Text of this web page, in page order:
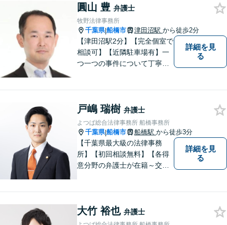
圓山 豊 弁護士
牧野法律事務所
千葉県|船橋市 津田沼駅 から徒歩2分
【津田沼駅2分】【完全個室で
相談可】【近隣駐車場有】一
つ一つの事件について丁寧に
市の牧野法律事務所へお気軽
にご相談下さい。
詳細を見
る
戸嶋 瑞樹 弁護士
よつば総合法律事務所 船橋事務所
千葉県|船橋市 船橋駅 から徒歩3分
【千葉県最大級の法律事務
所】【初回相談無料】【各得
意分野の弁護士が在籍～交通
詳細を見
る
大竹 裕也 弁護士